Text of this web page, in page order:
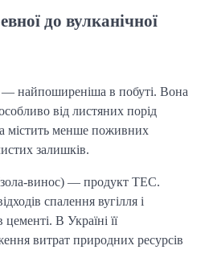
до вулканічної
— найпоширеніша в побуті. Вона
від листяних порід
містить менше поживних
залишків.
винос) — продукт ТЕС.
спалення вугілля і
В Україні її
витрат природних ресурсів